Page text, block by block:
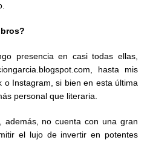
presencia en casi todas ellas,
hasta mis
o Instagram, si bien en esta última
personal que literaria.
no cuenta con una gran
el lujo de invertir en potentes